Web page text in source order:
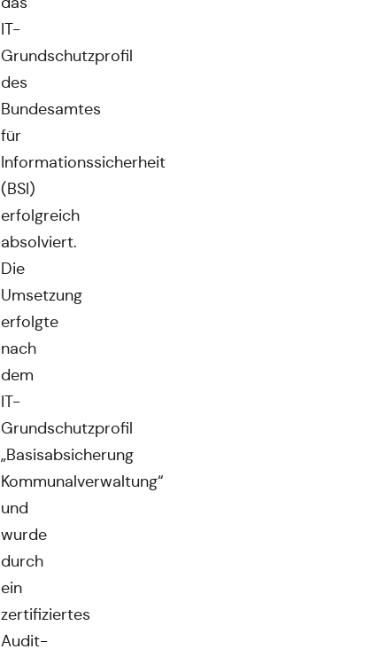
IT-
Grundschutzprofil
des
Bundesamtes
für
Informationssicherheit
(BSI)
erfolgreich
absolviert.
Die
Umsetzung
erfolgte
nach
dem
IT-
Grundschutzprofil
„Basisabsicherung
Kommunalverwaltung“
und
wurde
durch
ein
zertifiziertes
Audit-